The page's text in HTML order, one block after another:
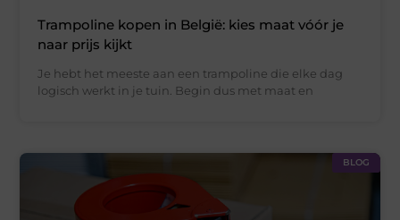
Trampoline kopen in België: kies maat vóór je
naar prijs kijkt
Je hebt het meeste aan een trampoline die elke dag
logisch werkt in je tuin. Begin dus met maat en
BLOG